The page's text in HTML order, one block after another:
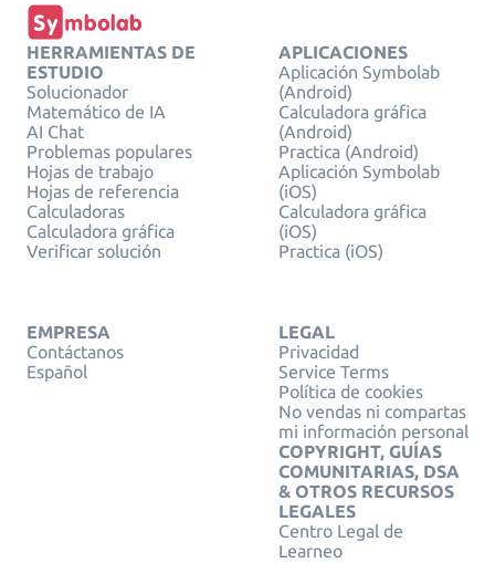
HERRAMIENTAS DE
ESTUDIO
Solucionador
Matemático de IA
AI Chat
Problemas populares
Hojas de trabajo
Hojas de referencia
Calculadoras
Calculadora gráfica
Verificar solución
APLICACIONES
Aplicación Symbolab
(Android)
Calculadora gráfica
(Android)
Practica (Android)
Aplicación Symbolab
(iOS)
Calculadora gráfica
(iOS)
Practica (iOS)
EMPRESA
Contáctanos
Español
LEGAL
Privacidad
Service Terms
Política de cookies
No vendas ni compartas
mi información personal
COPYRIGHT, GUÍAS
COMUNITARIAS, DSA
& OTROS RECURSOS
LEGALES
Centro Legal de
Learneo